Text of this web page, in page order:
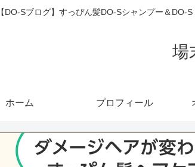
【DO-Sブログ】すっぴん髪DO-Sシャンプー＆
場
ホーム プロフィール